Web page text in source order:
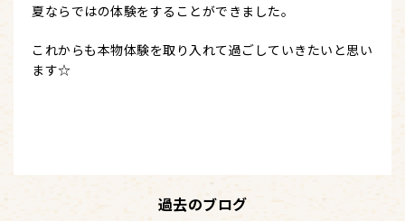
夏ならではの体験をすることができました。
これからも本物体験を取り入れて過ごしていきたいと思い
ます☆
過去のブログ